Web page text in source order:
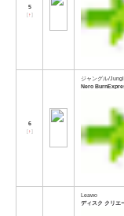
5
[↑]
6
[↑]
ジャングル/
Nero
Leawo
ディスク クリエ